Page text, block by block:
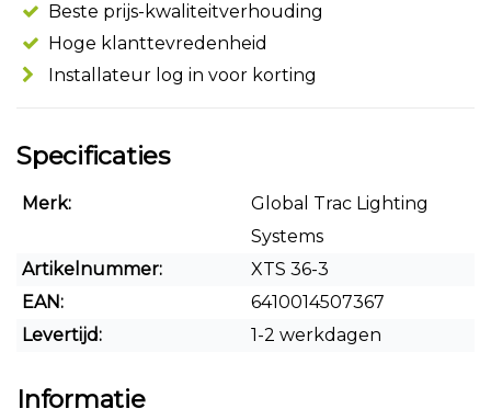
Beste prijs-kwaliteitverhouding
Hoge klanttevredenheid
Installateur log in voor korting
Specificaties
Merk:
Global Trac Lighting
Systems
Artikelnummer:
XTS 36-3
EAN:
6410014507367
Levertijd:
1-2 werkdagen
Informatie